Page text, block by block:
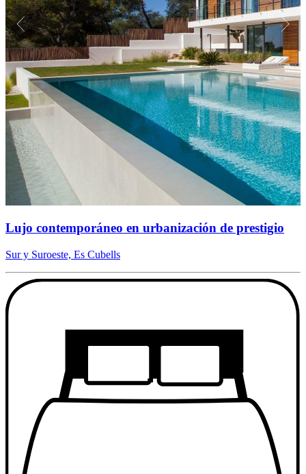
Lujo contemporáneo en urbanización de prestigio
Sur y Suroeste, Es Cubells